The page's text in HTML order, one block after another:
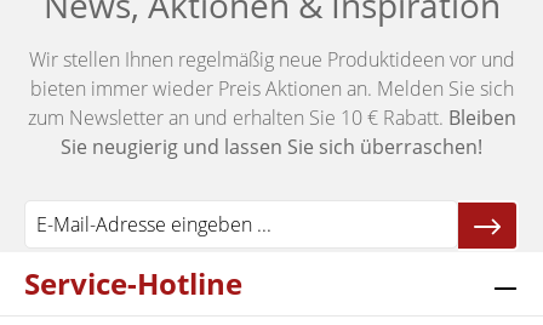
Wir stellen Ihnen regelmäßig neue Produktideen vor und
bieten immer wieder Preis Aktionen an. Melden Sie sich
zum Newsletter an und erhalten Sie 10 € Rabatt. Bleiben
Sie neugierig und lassen Sie sich überraschen!
Service-Hotline